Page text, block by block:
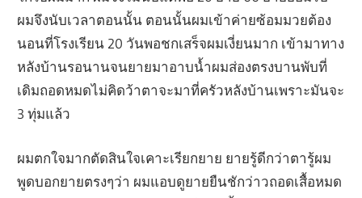
ผมจึงนับเวลาตอนนั้น ตอนนั้นผมเข้าค่ายซ้อมมวยต้อง
นอนที่โรงเรียน 20 วันพอชกเสร็จผมเงี่ยนมาก เข้ามาทาง
หลังบ้านรอนานจนยายมาอาบน้ำผมส่องตรงบานพับที่
เดิมถอดหมดไม่คิดว้าตาจะมาที่ครัวหลังบ้านเพราะมันจะ
3 ทุ่มแล้ว
ผมตกใจมากตัดสินใจเคาะเรียกยาย ยายรู้ดีกว่าตารู้ผม
พูดบอกยายตรงๆว่า ผมแอบดูยายยืนชักว่าวถอดเสื้อหมด